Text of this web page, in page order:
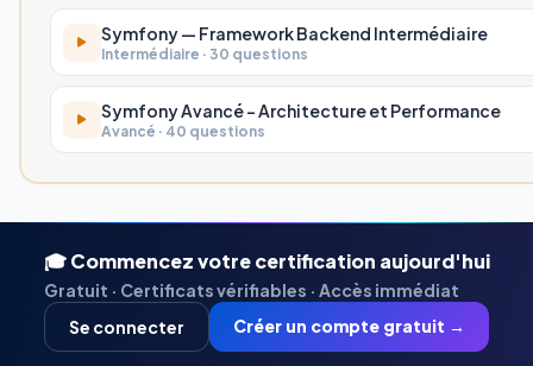
Symfony — Framework Backend Intermédiaire
Intermédiaire · 30 questions
Symfony Avancé - Architecture et Performance
Avancé · 40 questions
🎓 Commencez votre certification aujourd'hui
Gratuit · Certificats vérifiables · Accès immédiat
Se connecter
Créer un compte gratuit →